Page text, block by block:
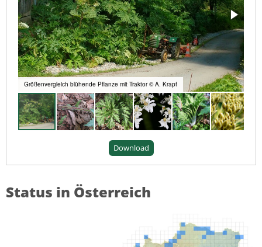
Größenvergleich blühende Pflanze mit Traktor © A. Krapf
Download
Status in Österreich